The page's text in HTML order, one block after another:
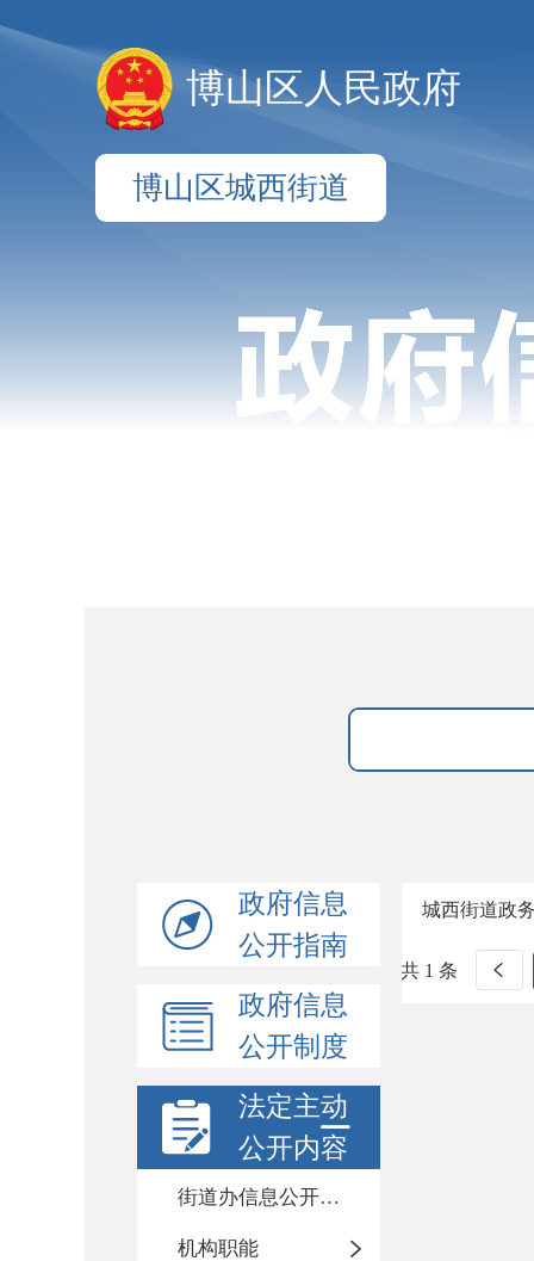
博山区人民政府
博山区城西街道
政府信息
公开指南
政府信息
公开制度
法定主动
公开内容
街道办信息公开年度报告
机构职能
城西街道政
共 1 条